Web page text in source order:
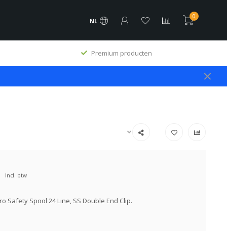
NL
0
Premium producten
Incl. btw
Safety Spool 24 Line, SS Double End Clip.